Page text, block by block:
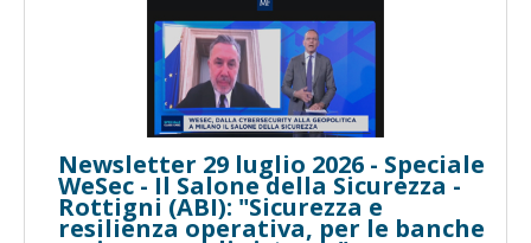
Newsletter 29 luglio 2026 - Speciale
WeSec - Il Salone della Sicurezza -
Rottigni (ABI): "Sicurezza e
resilienza operativa, per le banche